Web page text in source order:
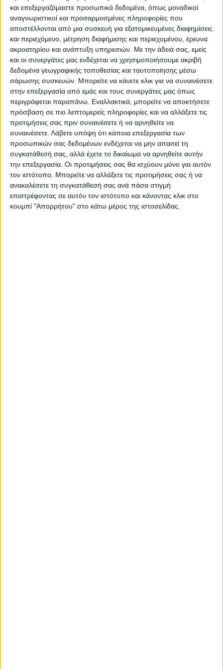
και επεξεργαζόμαστε προσωπικά δεδομένα, όπως μοναδικοί
αναγνωριστικοί και προσαρμοσμένες πληροφορίες που
αποστέλλονται από μια συσκευή για εξατομικευμένες διαφημίσεις
και περιεχόμενο, μέτρηση διαφήμισης και περιεχομένου, έρευνα
ακροατηρίου και ανάπτυξη υπηρεσιών. Με την άδειά σας, εμείς
και οι συνεργάτες μας ενδέχεται να χρησιμοποιήσουμε ακριβή
δεδομένα γεωγραφικής τοποθεσίας και ταυτοποίησης μέσω
σάρωσης συσκευών. Μπορείτε να κάνετε κλικ για να συναινέσετε
στην επεξεργασία από εμάς και τους συνεργάτες μας όπως
περιγράφεται παραπάνω. Εναλλακτικά, μπορείτε να αποκτήσετε
πρόσβαση σε πιο λεπτομερείς πληροφορίες και να αλλάξετε τις
προτιμήσεις σας πριν συναινέσετε ή να αρνηθείτε να
συναινέσετε. Λάβετε υπόψη ότι κάποια επεξεργασία των
προσωπικών σας δεδομένων ενδέχεται να μην απαιτεί τη
συγκατάθεσή σας, αλλά έχετε το δικαίωμα να αρνηθείτε αυτήν
την επεξεργασία. Οι προτιμήσεις σας θα ισχύουν μόνο για αυτόν
τον ιστότοπο. Μπορείτε να αλλάξετε τις προτιμήσεις σας ή να
ανακαλέσετε τη συγκατάθεσή σας ανά πάσα στιγμή
επιστρέφοντας σε αυτόν τον ιστότοπο και κάνοντας κλικ στο
κουμπί "Απορρήτου" στο κάτω μέρος της ιστοσελίδας.
ΠΑΡΟΜΟΙΑ ΑΡΘΡΑ
VIDEO ΤΗΣ ΘΕΣΣΑΛΙΑΣ
Ρήξη στις λαϊκές αγορές